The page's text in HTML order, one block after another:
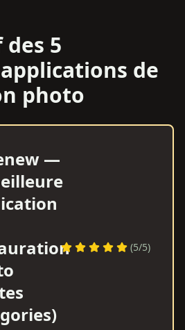
5
de
photo
—
(5/5)